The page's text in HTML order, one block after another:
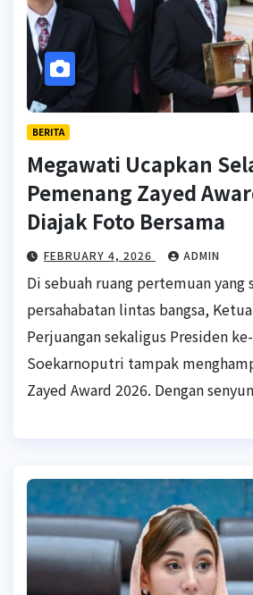
BERITA
Megawati Ucapkan
Pemenang Zayed
Diajak Foto Bersama
FEBRUARY 4, 2026 ADMIN
Di sebuah ruang pertemuan yang
persahabatan lintas bangsa,
Perjuangan sekaligus Presiden
Soekarnoputri tampak
Zayed Award 2026. Dengan